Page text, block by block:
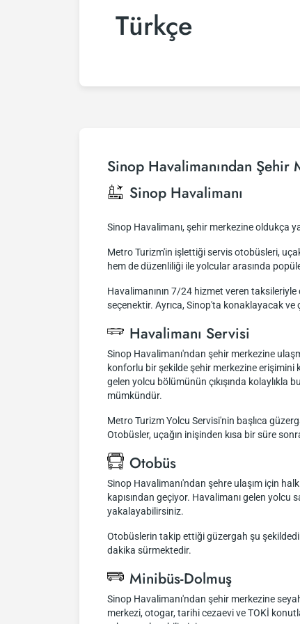
Türkçe
Sinop Havalimanından Şehir
Sinop Havalimanı
Sinop Havalimanı, şehir merkezine oldukça
Metro Turizm'in işlettiği servis otobüsleri,
hem de düzenliliği ile yolcular arasında
Havalimanının 7/24 hizmet veren
seçenektir. Ayrıca, Sinop'ta konaklayacak
Havalimanı Servisi
Sinop Havalimanı'ndan şehir merkezine
konforlu bir şekilde şehir merkezine erişimini
gelen yolcu bölümünün çıkışında kolaylıkla
mümkündür.
Metro Turizm Yolcu Servisi'nin başlıca
Otobüsler, uçağın inişinden kısa bir süre
Otobüs
Sinop Havalimanı'ndan şehre ulaşım için
kapısından geçiyor. Havalimanı gelen
yakalayabilirsiniz.
Otobüslerin takip ettiği güzergah şu
dakika sürmektedir.
Minibüs-Dolmuş
Sinop Havalimanı'ndan şehir merkezine
merkezi, otogar, tarihi cezaevi ve TOKİ